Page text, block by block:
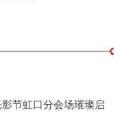
节虹口分会场璀璨启